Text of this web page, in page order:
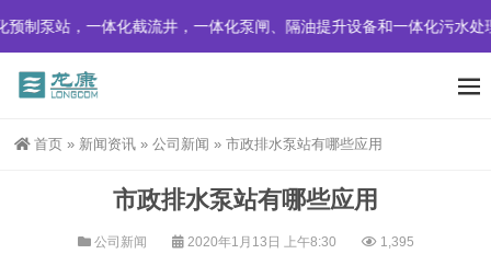
制泵站，一体化截流井，一体化泵闸、隔油提升设备和一体化污水处
首页 » 新闻资讯 » 公司新闻 » 市政排水泵站有哪些应用
市政排水泵站有哪些应用
公司新闻 2020年1月13日 上午8:30 1,395